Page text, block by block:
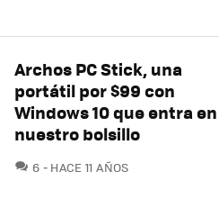
Archos PC Stick, una
portátil por $99 con
Windows 10 que entra en
nuestro bolsillo
6 COMENTARIOS
HACE 11 AÑOS